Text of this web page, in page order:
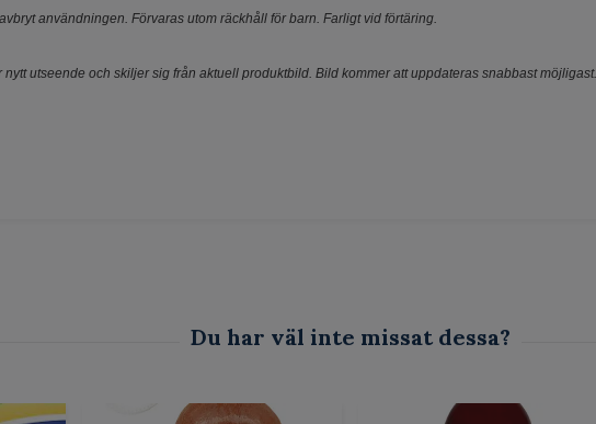
användningen. Förvaras utom räckhåll för barn. Farligt vid förtäring.
utseende och skiljer sig från aktuell produktbild. Bild kommer att uppdateras snabbast möjligast.